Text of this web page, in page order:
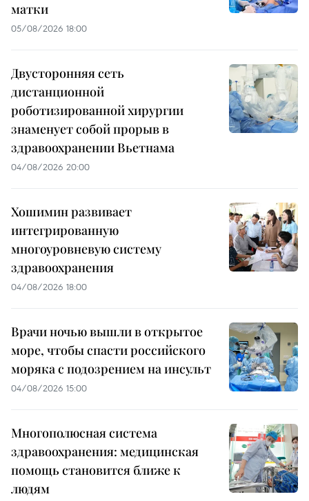
матки
05/08/2026 18:00
Двусторонняя сеть
дистанционной
роботизированной хирургии
знаменует собой прорыв в
здравоохранении Вьетнама
04/08/2026 20:00
Хошимин развивает
интегрированную
многоуровневую систему
здравоохранения
04/08/2026 18:00
Врачи ночью вышли в открытое
море, чтобы спасти российского
моряка с подозрением на инсульт
04/08/2026 15:00
Многополюсная система
здравоохранения: медицинская
помощь становится ближе к
людям